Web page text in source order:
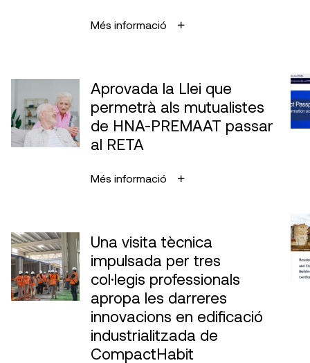
Més informació
Aprovada la Llei que
permetrà als mutualistes
de HNA-PREMAAT passar
al RETA
Més informació
Una visita tècnica
impulsada per tres
col·legis professionals
apropa les darreres
innovacions en edificació
industrialitzada de
CompactHabit